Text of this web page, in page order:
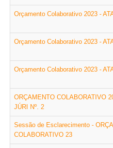
CÓDIGO DE CONDUTA
ORÇAMENTO COLABORATIVO
SUBVENÇÕES PÚBLICAS
SECRETARIA
CANÍDEOS
CEMITÉRIO
RECENSEAMENTO ELEITORAL
Orçamento Colaborativo 2023 -
Orçamento Colaborativo 2023 -
Orçamento Colaborativo 2023 -
ORÇAMENTO COLABORATIVO
JÚRI Nº. 2
Sessão de Esclarecimento -
COLABORATIVO 23